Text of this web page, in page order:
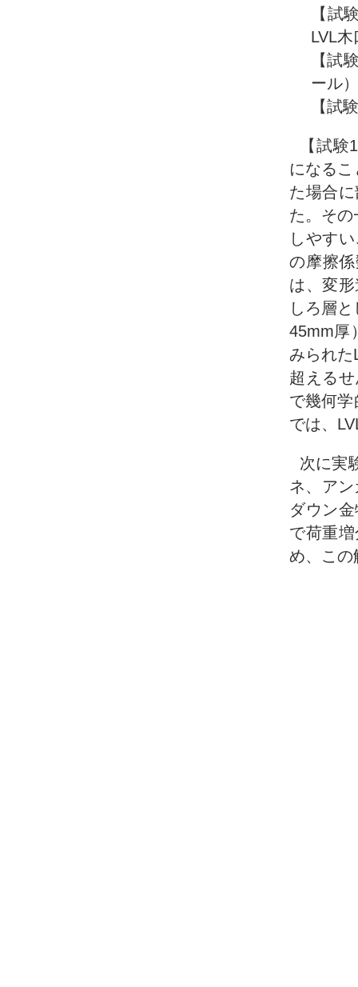
【試
LVL
【試
ール）
【試
【試
になる
た場合
た。そ
しやす
の摩擦
は、変
しろ層
45mm厚
みられた
超える
で幾何
では、
次に実
ネ、ア
ダウン
で荷重
め、こ